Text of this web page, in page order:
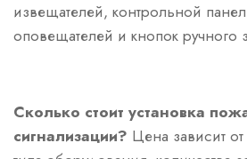
извещателей, контрольной
оповещателей и кнопок ручного
Сколько стоит установка
сигнализации? Цена зависит